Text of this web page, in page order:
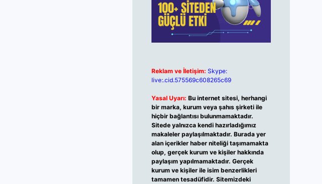
Reklam ve İletişim: Skype:
live:.cid.575569c608265c69
Yasal Uyarı: Bu internet sitesi, herhangi
bir marka, kurum veya şahıs şirketi ile
hiçbir bağlantısı bulunmamaktadır.
Sitede yalnızca kendi hazırladığımız
makaleler paylaşılmaktadır. Burada yer
alan içerikler haber niteliği taşımamakta
olup, gerçek kurum ve kişiler hakkında
paylaşım yapılmamaktadır. Gerçek
kurum ve kişiler ile isim benzerlikleri
tamamen tesadüfidir. Sitemizdeki